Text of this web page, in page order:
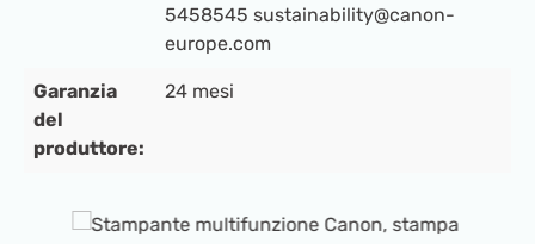
Salta la galleria di immagini
5458545 sustainability@canon-
europe.com
Garanzia
del
produttore:
24 mesi